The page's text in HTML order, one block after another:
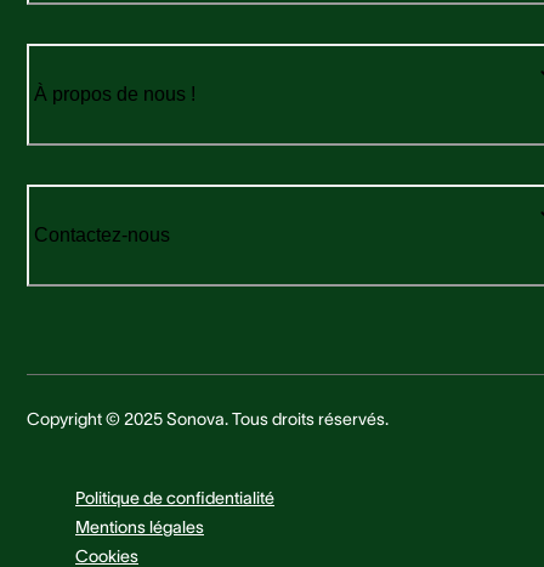
À propos de nous !
Contactez-nous
Copyright © 2025 Sonova. Tous droits réservés.
Politique de confidentialité
Mentions légales
Cookies